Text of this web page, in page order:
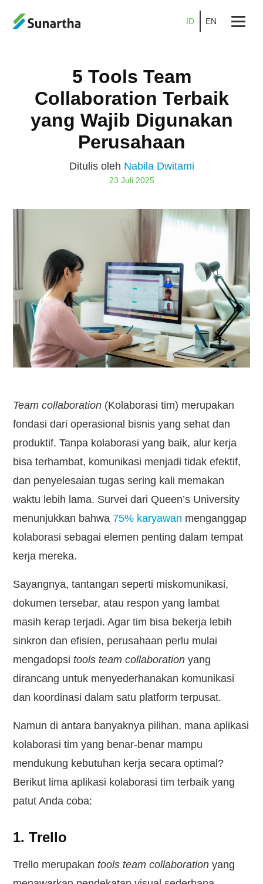
Produk
Layanan
Kontak
ID EN
5 Tools Team
Collaboration Terbaik
yang Wajib Digunakan
Perusahaan
Ditulis oleh Nabila Dwitami
23 Juli 2025
Team collaboration (Kolaborasi tim) merupakan
fondasi dari operasional bisnis yang sehat dan
produktif. Tanpa kolaborasi yang baik, alur kerja
bisa terhambat, komunikasi menjadi tidak efektif,
dan penyelesaian tugas sering kali memakan
waktu lebih lama. Survei dari Queen’s University
menunjukkan bahwa 75% karyawan menganggap
kolaborasi sebagai elemen penting dalam tempat
kerja mereka.
Sayangnya, tantangan seperti miskomunikasi,
dokumen tersebar, atau respon yang lambat
masih kerap terjadi. Agar tim bisa bekerja lebih
sinkron dan efisien, perusahaan perlu mulai
mengadopsitools team collaboration yang
dirancang untuk menyederhanakan komunikasi
dan koordinasi dalam satu platform terpusat.
Namun di antara banyaknya pilihan, mana aplikasi
kolaborasi tim yang benar-benar mampu
mendukung kebutuhan kerja secara optimal?
Berikut lima aplikasi kolaborasi tim terbaik yang
patut Anda coba:
1. Trello
Trello merupakantools team collaborationyang